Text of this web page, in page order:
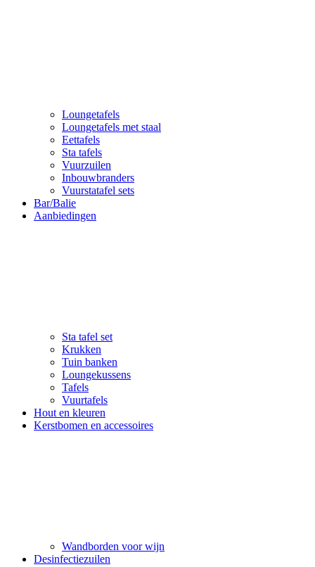
Loungetafels
Loungetafels met staal
Eettafels
Sta tafels
Vuurzuilen
Inbouwbranders
Vuurstatafel sets
Bar/Balie
Aanbiedingen
Sta tafel set
Krukken
Tuin banken
Loungekussens
Tafels
Vuurtafels
Hout en kleuren
Kerstbomen en accessoires
Wandborden voor wijn
Desinfectiezuilen